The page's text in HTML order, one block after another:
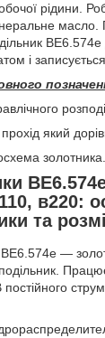
рідини.
і
який
золотника.
в220:
та
ВЕ6.574е —